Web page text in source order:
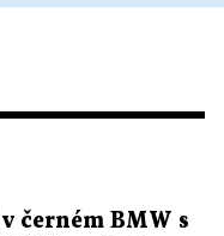
černém BMW s